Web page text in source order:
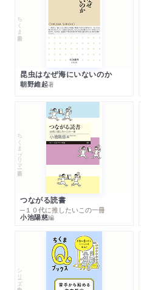
ちくま新書
昆虫はなぜ海にいないのか
朝野維起著
ちくまプリマー新書
つながる読書
─１０代に推したいこの一冊
小池陽慈編
シリーズ・全集